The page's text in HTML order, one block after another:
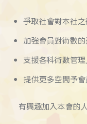
爭取社會對本社
加強會員對術數
支援各科術數管
提供更多空間予
有興趣加入本會的